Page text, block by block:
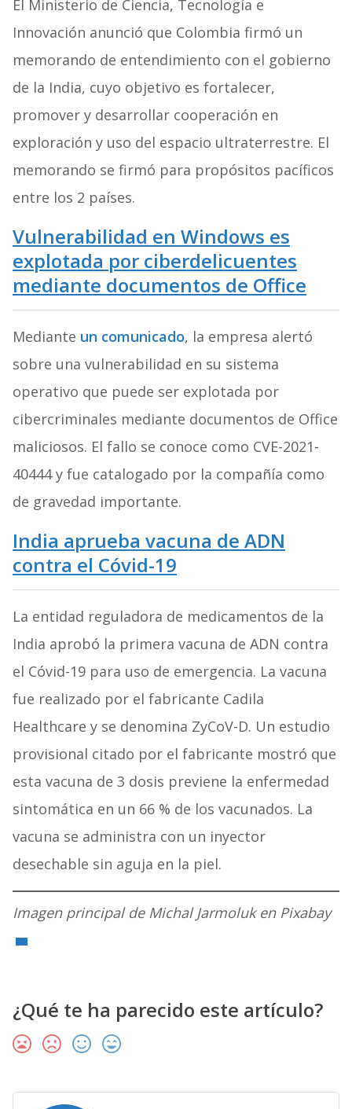
El Ministerio de Ciencia, Tecnología e
Innovación anunció que Colombia firmó un
memorando de entendimiento con el gobierno
de la India, cuyo objetivo es fortalecer,
promover y desarrollar cooperación en
exploración y uso del espacio ultraterrestre. El
memorando se firmó para propósitos pacíficos
entre los 2 países.
Vulnerabilidad en Windows es
explotada por ciberdelicuentes
mediante documentos de Office
Mediante un comunicado, la empresa alertó
sobre una vulnerabilidad en su sistema
operativo que puede ser explotada por
cibercriminales mediante documentos de Office
maliciosos. El fallo se conoce como CVE-2021-
40444 y fue catalogado por la compañía como
de gravedad importante.
India aprueba vacuna de ADN
contra el Cóvid-19
La entidad reguladora de medicamentos de la
India aprobó la primera vacuna de ADN contra
el Cóvid-19 para uso de emergencia. La vacuna
fue realizado por el fabricante Cadila
Healthcare y se denomina ZyCoV-D. Un estudio
provisional citado por el fabricante mostró que
esta vacuna de 3 dosis previene la enfermedad
sintomática en un 66 % de los vacunados. La
vacuna se administra con un inyector
desechable sin aguja en la piel.
Imagen principal de Michal Jarmoluk en Pixabay
¿Qué te ha parecido este artículo?